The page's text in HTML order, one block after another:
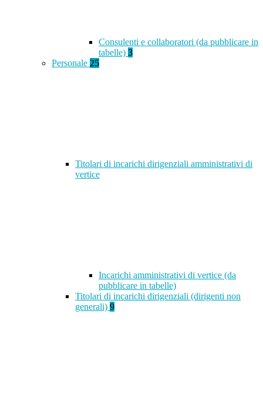
Consulenti e collaboratori (da pubblicare in
tabelle) 3
Personale 25
Titolari di incarichi dirigenziali amministrativi di
vertice
Incarichi amministrativi di vertice (da
pubblicare in tabelle)
Titolari di incarichi dirigenziali (dirigenti non
generali) 9